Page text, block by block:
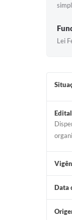
Lei
Edital
Data